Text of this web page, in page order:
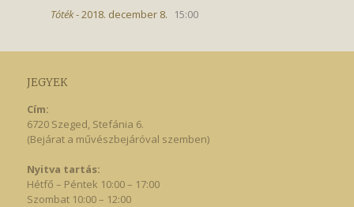
Tóték- 2018. december 8. 15:00
JEGYEK
Cím:
6720 Szeged, Stefánia 6.
(Bejárat a művészbejáróval szemben)
Nyitva tartás:
Hétfő – Péntek 10:00 – 17:00
Szombat 10:00 – 12:00